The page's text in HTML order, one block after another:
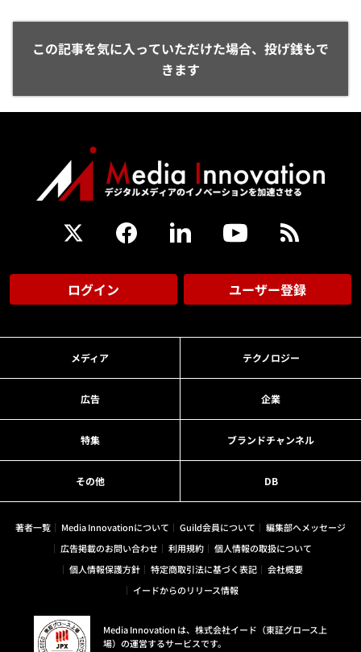
この記事を気に入っていただけた場合、投げ銭もで
きます
ログイン ユーザー登録
メディア テクノロジー
広告 企業
特集 ブランドチャンネル
その他 DB
著者一覧 Media Innovationについて Guild会員について
編集部へメッセージ
広告掲載のお問い合わせ
利用規約
個人情報の取扱について
個人情報保護方針
特定商取引法に基づく表記
会社概要
イードからのリリース情報
Media Innovation は、株式会社イード（東証グロース上
場）の運営するサービスです。